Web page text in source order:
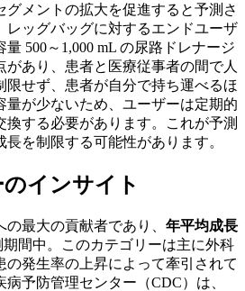
グメントの拡大を促進すると予測さ
レッグバッグに対するエンドユーザ
500～1,000 mL の尿路ドレナージ
あり、患者と医療従事者の間で人
限せず、患者が自分で持ち運べるほ
量が少ないため、ユーザーは定期的
換する必要があります。これが予測
を制限する可能性があります。
インサイト
最大の貢献者であり、 年平均成長
期間中。このカテゴリーは主に外科
の発生率の上昇によって牽引されて
予防管理センター（CDC）は、